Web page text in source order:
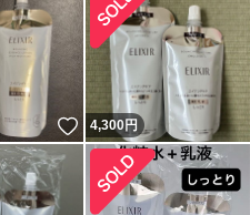
いいね！
4,300円